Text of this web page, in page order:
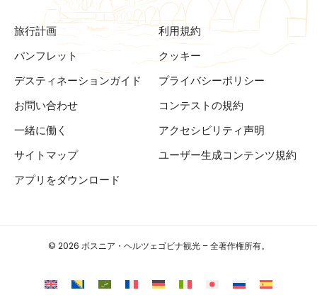
旅行計画
パンフレット
デスティネーションガイド
お問い合わせ
一緒に働く
サイトマップ
アプリをダウンロード
利用規約
クッキー
プライバシーポリシー
コンテストの規約
アクセシビリティ声明
ユーザー生成コンテンツ規約
© 2026 ボスニア・ヘルツェゴビナ観光 – 全著作権所有。